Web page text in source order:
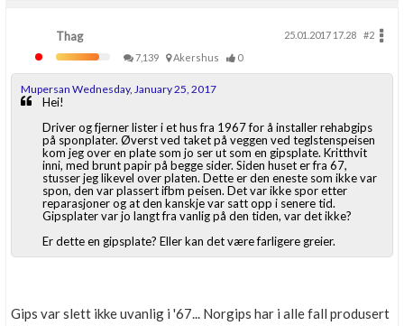
Thag 25.01.2017 17.28
#2
7,139
Akershus 0
Mupersan Wednesday, January 25, 2017
Hei!
Driver og fjerner lister i et hus fra 1967 for å installer rehabgips
på sponplater. Øverst ved taket på veggen ved teglstenspeisen
kom jeg over en plate som jo ser ut som en gipsplate. Kritthvit
inni, med brunt papir på begge sider. Siden huset er fra 67,
stusser jeg likevel over platen. Dette er den eneste som ikke var
spon, den var plassert ifbm peisen. Det var ikke spor etter
reparasjoner og at den kanskje var satt opp i senere tid.
Gipsplater var jo langt fra vanlig på den tiden, var det ikke?
Er dette en gipsplate? Eller kan det være farligere greier.
Gips var slett ikke uvanlig i '67... Norgips har i alle fall produsert